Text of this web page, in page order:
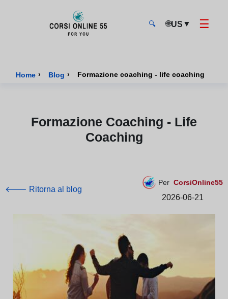
🔍 🌐US ▼ ☰
Home › Blog › Formazione coaching - life coaching
Formazione Coaching - Life
Coaching
🡐 Ritorna al blog
Per CorsiOnline55
2026-06-21